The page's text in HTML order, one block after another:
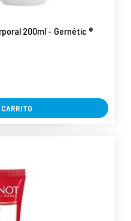
200ml - Gernétic ®